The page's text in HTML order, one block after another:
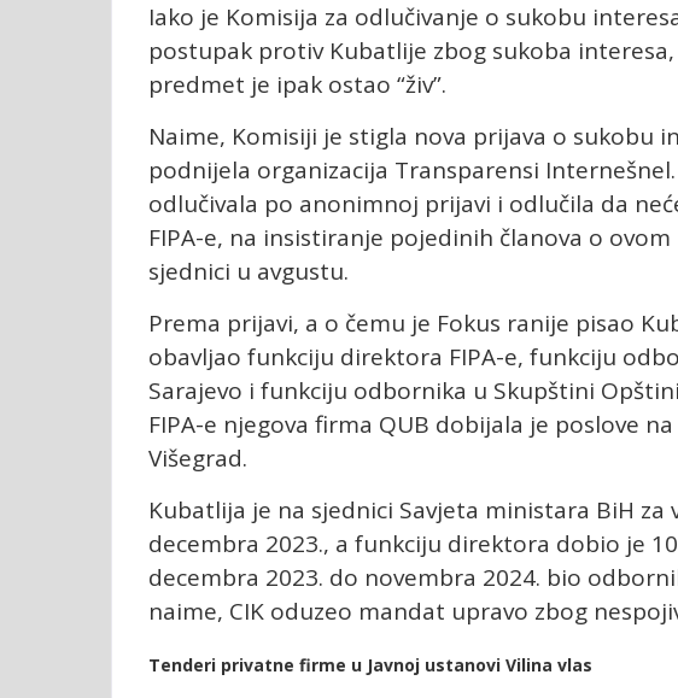
Iako je Komisija za odlučivanje o sukobu
postupak protiv Kubatlije zbog sukoba
predmet je ipak ostao “živ”.
Naime, Komisiji je stigla nova prijava o sukobu
podnijela organizacija Transparensi
odlučivala po anonimnoj prijavi i odlučila da
FIPA-e, na insistiranje pojedinih članova o
sjednici u avgustu.
Prema prijavi, a o čemu je Fokus ranije pisao
obavljao funkciju direktora FIPA-e, funkciju
Sarajevo i funkciju odbornika u Skupštini
FIPA-e njegova firma QUB dobijala je poslove
Višegrad.
Kubatlija je na sjednici Savjeta ministara BiH za
decembra 2023., a funkciju direktora dobio je
decembra 2023. do novembra 2024. bio
naime, CIK oduzeo mandat upravo zbog
Tenderi privatne firme u Javnoj ustanovi Vilina vlas